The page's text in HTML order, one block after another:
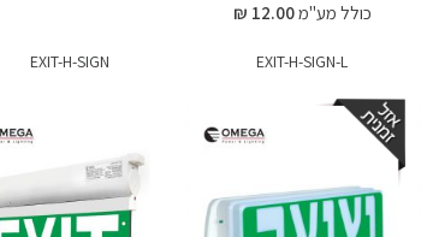
כולל מע"מ12.00 ₪
EXIT-H-SIGN-L
EXIT-H-SIGN